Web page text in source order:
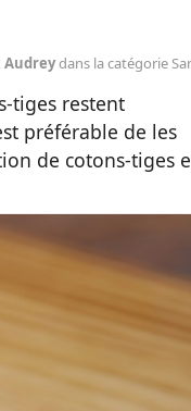
Audreydans la catégorie
tiges restent
préférable de les
de cotons-tiges